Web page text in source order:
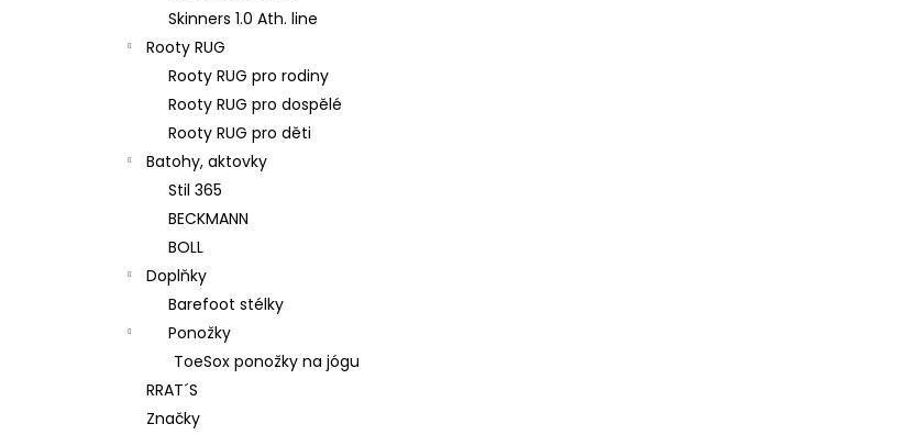
Skinners 1.0 Ath. line
Rooty RUG
Rooty RUG pro rodiny
Rooty RUG pro dospělé
Rooty RUG pro děti
Batohy, aktovky
Stil 365
BECKMANN
BOLL
Doplňky
Barefoot stélky
Ponožky
ToeSox ponožky na jógu
RRAT´S
Značky